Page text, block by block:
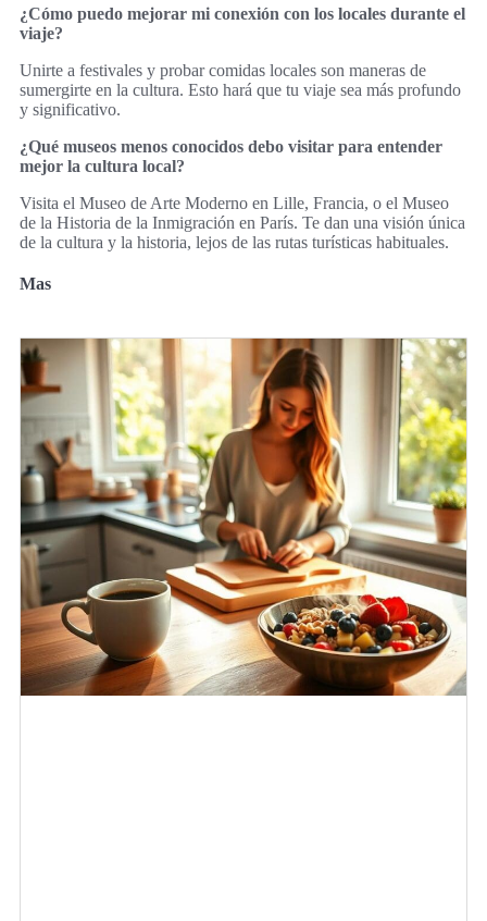
¿Cómo puedo mejorar mi conexión con los locales durante el
viaje?
Unirte a festivales y probar comidas locales son maneras de
sumergirte en la cultura. Esto hará que tu viaje sea más profundo
y significativo.
¿Qué museos menos conocidos debo visitar para entender
mejor la cultura local?
Visita el Museo de Arte Moderno en Lille, Francia, o el Museo
de la Historia de la Inmigración en París. Te dan una visión única
de la cultura y la historia, lejos de las rutas turísticas habituales.
Mas